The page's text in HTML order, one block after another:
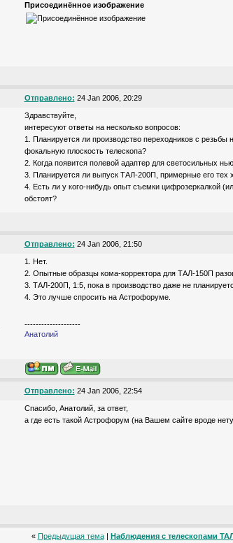
Присоединённое изображение
Отправлено: 24 Jan 2006, 20:29
Здравствуйте,
интересуют ответы на несколько вопросов:
1. Планируется ли производство переходников с резьбы
фокальную плоскость телескопа?
2. Когда появится полевой адаптер для светосильных
3. Планируется ли выпуск ТАЛ-200П, примерные его тех
4. Есть ли у кого-нибудь опыт съемки цифрозеркалкой
обстоят?
Отправлено: 24 Jan 2006, 21:50
1. Нет.
2. Опытные образцы кома-корректора для ТАЛ-150П
3. ТАЛ-200П, 1:5, пока в производство даже не
4. Это лучше спросить на Астрофоруме.
--------------------
Анатолий
Отправлено: 24 Jan 2006, 22:54
Спасибо, Анатолий, за ответ,
а где есть такой Астрофорум (на Вашем сайте вроде
« Предыдущая тема| Наблюдения с телескопами